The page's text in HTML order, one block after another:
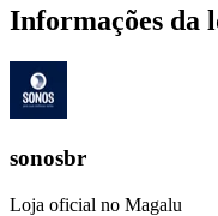
Informações da
sonosbr
Loja oficial no Magalu